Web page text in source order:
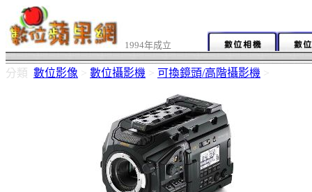
1994年成立
分類 數位影像 > 數位攝影機 > 可換鏡頭/高階攝影機 >